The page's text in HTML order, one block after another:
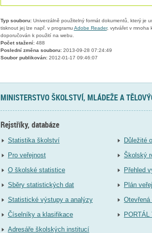
Typ souboru:Univerzálně použitelný formát dokumentů, který je
tisknout jej lze např. v programu Adobe Reader, vytvářet v mnoha
doporučován k použití na webu.
Počet stažení:488
Poslední změna souboru:2013-09-28 07:24:49
Soubor publikován:2012-01-17 09:46:07
MINISTERSTVO ŠKOLSTVÍ, MLÁDEŽE A
Rejstříky, databáze
Statistika školství
Pro veřejnost
O školské statistice
Sběry statistických dat
Statistické výstupy a analýzy
Číselníky a klasifikace
Adresáře školských institucí
Důležité
Školský
Přehled
Plán
Otevřená
PORTÁL